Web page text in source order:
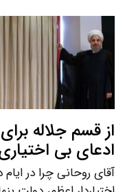
از قسم جلاله
ادعای بی